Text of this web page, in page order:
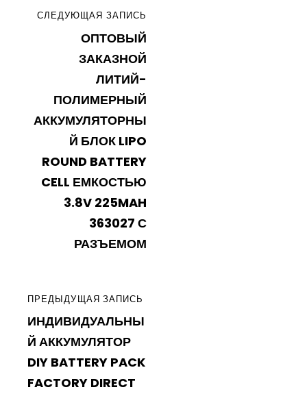
Навигация
записям
ПРЕДЫДУЩАЯ
ЗАПИСЬ
ПРЕДЫДУЩАЯ ЗАПИСЬ
ИНДИВИДУАЛЬНЫ
Й АККУМУЛЯТОР
DIY BATTERY PACK
FACTORY DIRECT
СЛЕДУЮЩАЯ
СЛЕДУЮЩАЯ ЗАПИСЬ
ОПТОВЫЙ
ЗАКАЗНОЙ
ЛИТИЙ-
ПОЛИМЕРНЫЙ
АККУМУЛЯТОРНЫ
Й БЛОК LIPO
ROUND BATTERY
CELL ЕМКОСТЬЮ
3.8V 225MAH
363027 С
РАЗЪЕМОМ